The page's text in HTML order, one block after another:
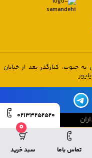
تماس باما
0
سبد خرید
02133252520
جنوب، کنارگذر بعد از خیابان